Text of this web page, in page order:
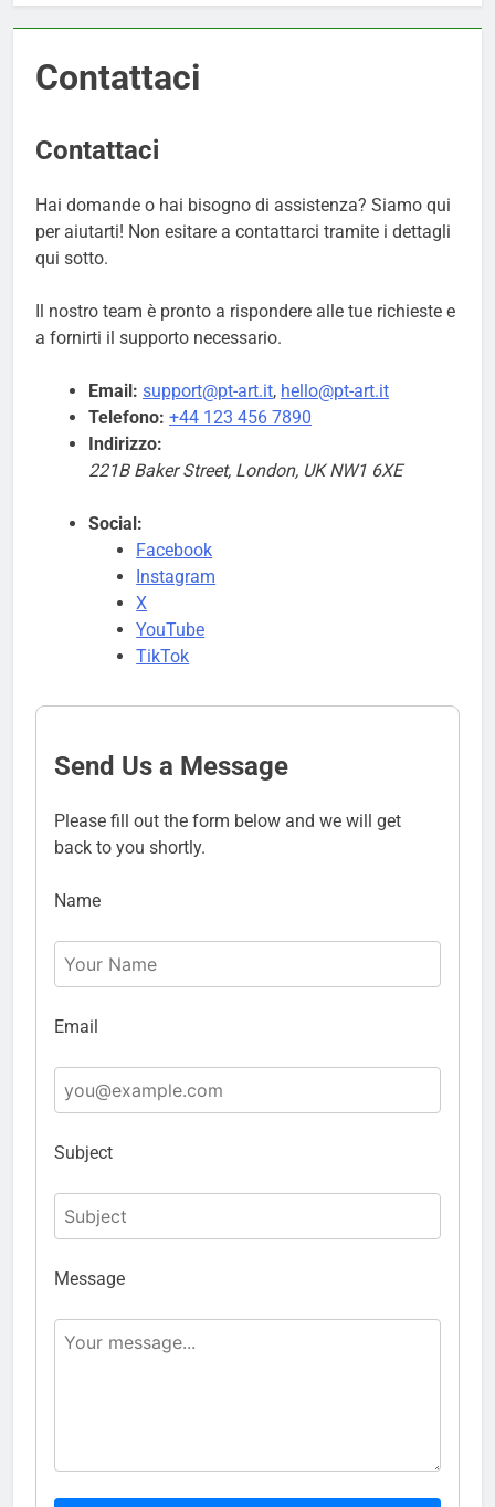
Contattaci
Contattaci
Hai domande o hai bisogno di assistenza? Siamo qui
per aiutarti! Non esitare a contattarci tramite i dettagli
qui sotto.
Il nostro team è pronto a rispondere alle tue richieste e
a fornirti il supporto necessario.
Email: support@pt-art.it, hello@pt-art.it
Telefono: +44 123 456 7890
Indirizzo:
221B Baker Street, London, UK NW1 6XE
Social:
Facebook
Instagram
X
YouTube
TikTok
Send Us a Message
Please fill out the form below and we will get
back to you shortly.
Name
Email
Subject
Message